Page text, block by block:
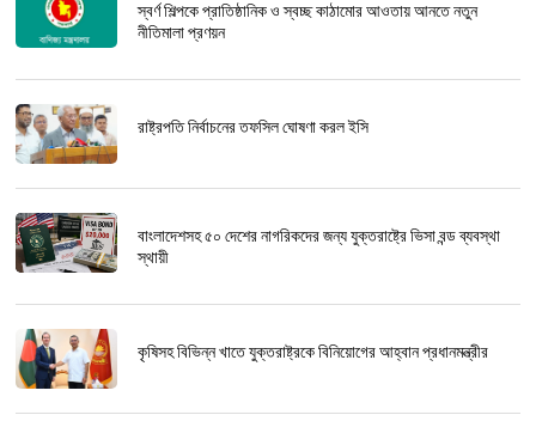
স্বর্ণ শিল্পকে প্রাতিষ্ঠানিক ও স্বচ্ছ কাঠামোর আওতায় আনতে নতুন
নীতিমালা প্রণয়ন
রাষ্ট্রপতি নির্বাচনের তফসিল ঘোষণা করল ইসি
বাংলাদেশসহ ৫০ দেশের নাগরিকদের জন্য যুক্তরাষ্ট্রে ভিসা বন্ড ব্যবস্থা
স্থায়ী
কৃষিসহ বিভিন্ন খাতে যুক্তরাষ্ট্রকে বিনিয়োগের আহ্বান প্রধানমন্ত্রীর